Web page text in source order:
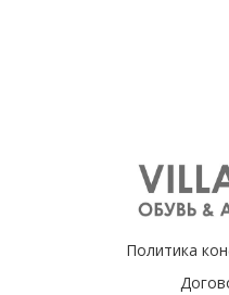
Политика